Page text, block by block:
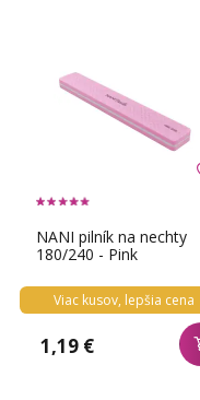
NANI pilník na nechty
180/240 - Pink
Viac kusov, lepšia cena
1,19 €